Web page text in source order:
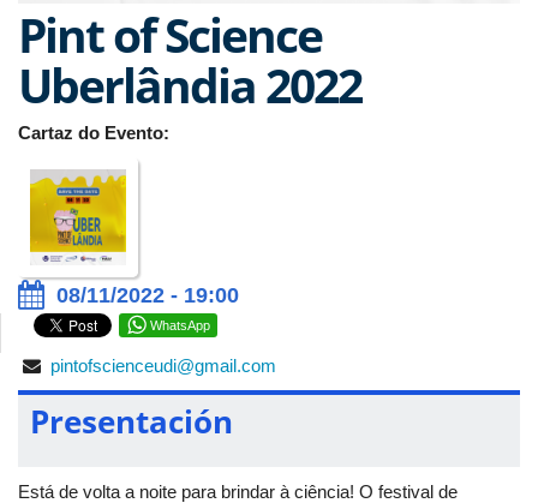
Pint of Science
Uberlândia 2022
Cartaz do Evento:
08/11/2022 - 19:00
WhatsApp
pintofscienceudi@gmail.com
Presentación
Está de volta a noite para brindar à ciência! O festival de